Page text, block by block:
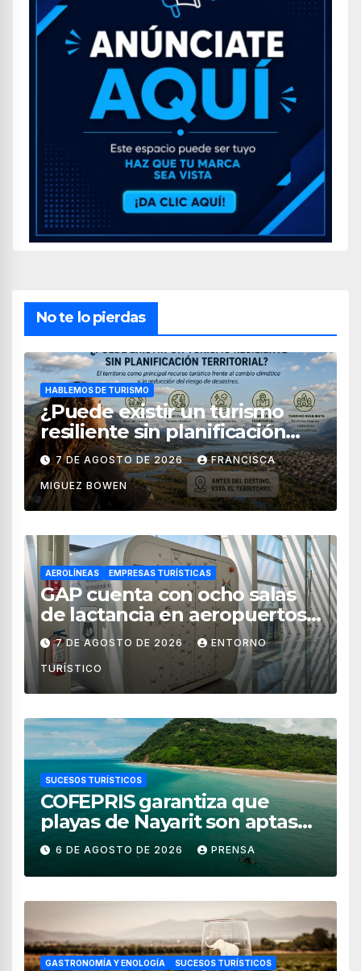
No te lo pierdas
HABLEMOS DE TURISMO
¿Puede existir un turismo
resiliente sin planificación
territorial?
7 DE AGOSTO DE 2026 FRANCISCA
MIGUEZ BOWEN
AEROLÍNEAS EMPRESAS TURÍSTICAS
GAP cuenta con ocho salas
de lactancia en aeropuertos
de México
7 DE AGOSTO DE 2026 ENTORNO
TURÍSTICO
SUCESOS TURÍSTICOS
COFEPRIS garantiza que
playas de Nayarit son aptas
para uso recreativo
6 DE AGOSTO DE 2026 PRENSA
GASTRONOMÍA Y ENOLOGÍA SUCESOS TURÍSTICOS